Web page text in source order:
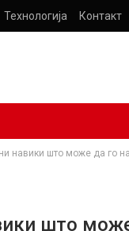
Технологија Контакт
навики што може да го
што